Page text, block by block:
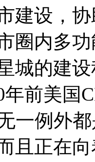
建设，
圈内多
城的建
前美国
一例外
且正在